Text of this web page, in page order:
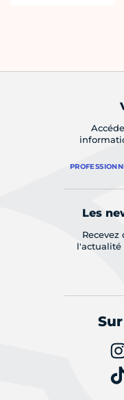
Les
l'actualité